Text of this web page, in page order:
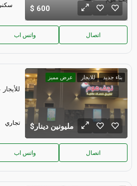
600
واتس اب اتصال
بناء جديد للايجار عرض مميز
مليونين دينار تجاري
واتس اب اتصال